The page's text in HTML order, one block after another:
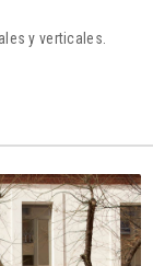
y verticales.